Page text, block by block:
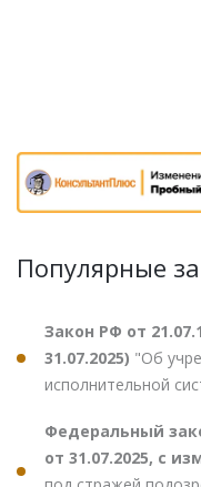
Популярные
Закон РФ от
31.07.2025) "Об
исполнительной
Федеральный
от 31.07.2025, с